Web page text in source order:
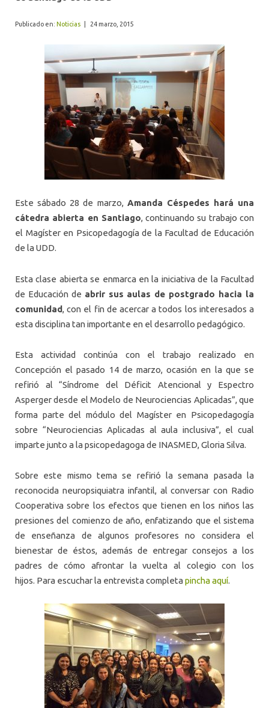
Publicado en: Noticias 24 marzo, 2015
Este sábado 28 de marzo, Amanda Céspedes hará una
cátedra abierta en Santiago, continuando su trabajo con
el Magíster en Psicopedagogía de la Facultad de Educación
de la UDD.
Esta clase abierta se enmarca en la iniciativa de la Facultad
de Educación de abrir sus aulas de postgrado hacia la
comunidad, con el fin de acercar a todos los interesados a
esta disciplina tan importante en el desarrollo pedagógico.
Esta actividad continúa con el trabajo realizado en
Concepción el pasado 14 de marzo, ocasión en la que se
refirió al “Síndrome del Déficit Atencional y Espectro
Asperger desde el Modelo de Neurociencias Aplicadas”, que
forma parte del módulo del Magíster en Psicopedagogía
sobre “Neurociencias Aplicadas al aula inclusiva”, el cual
imparte junto a la psicopedagoga de INASMED, Gloria Silva.
Sobre este mismo tema se refirió la semana pasada la
reconocida neuropsiquiatra infantil, al conversar con Radio
Cooperativa sobre los efectos que tienen en los niños las
presiones del comienzo de año, enfatizando que el sistema
de enseñanza de algunos profesores no considera el
bienestar de éstos, además de entregar consejos a los
padres de cómo afrontar la vuelta al colegio con los
hijos. Para escuchar la entrevista completa pincha aquí.